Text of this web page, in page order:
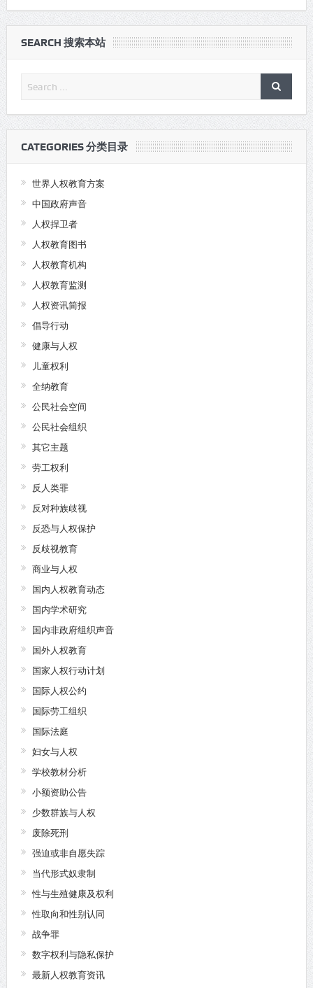
SEARCH 搜索本站
CATEGORIES 分类目录
世界人权教育方案
中国政府声音
人权捍卫者
人权教育图书
人权教育机构
人权教育监测
人权资讯简报
倡导行动
健康与人权
儿童权利
全纳教育
公民社会空间
公民社会组织
其它主题
劳工权利
反人类罪
反对种族歧视
反恐与人权保护
反歧视教育
商业与人权
国内人权教育动态
国内学术研究
国内非政府组织声音
国外人权教育
国家人权行动计划
国际人权公约
国际劳工组织
国际法庭
妇女与人权
学校教材分析
小额资助公告
少数群族与人权
废除死刑
强迫或非自愿失踪
当代形式奴隶制
性与生殖健康及权利
性取向和性别认同
战争罪
数字权利与隐私保护
最新人权教育资讯